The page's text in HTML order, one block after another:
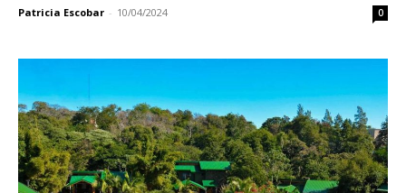
Patricia Escobar - 10/04/2024 0